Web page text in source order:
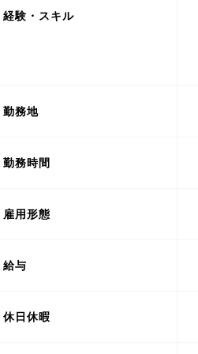
経験・スキル
勤務地
勤務時間
雇用形態
給与
休日休暇